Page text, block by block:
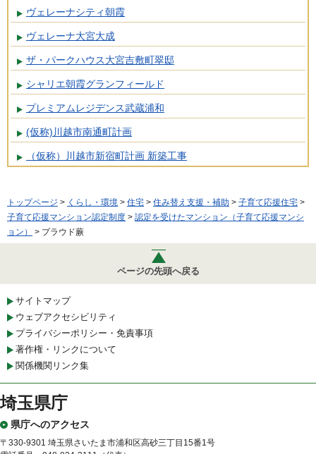
ヴェレーナシティ朝霞
ヴェレーナ大宮大成
ザ・パークハウス大宮吉敷町翠邸
シャリエ朝霞グランフィールド
プレミアムレジデンス武蔵浦和
(仮称)川越市南通町計画
（仮称）川越市新宿町計画 新築工事
トップページ > くらし・環境 > 住宅 > 住み替え支援・補助 > 子育て応援住宅 >
子育て応援マンション認定制度 > 認定を受けたマンション（子育て応援マンシ
ョン）
> プラウド蕨
ページの先頭へ戻る
サイトマップ
ウェブアクセシビリティ
プライバシーポリシー・免責事項
著作権・リンクについて
関係機関リンク集
埼玉県庁
県庁へのアクセス
〒330-9301 埼玉県さいたま市浦和区高砂三丁目15番1号